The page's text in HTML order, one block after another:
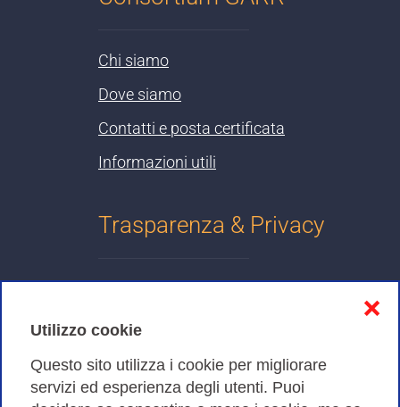
Utilizzo cookie
Questo sito utilizza i cookie per migliorare
servizi ed esperienza degli utenti. Puoi
❌
Chi siamo
Dove siamo
Contatti e posta certificata
Informazioni utili
Trasparenza & Privacy
Cookies Policy
Amministrazione trasparente
Bandi di Gara